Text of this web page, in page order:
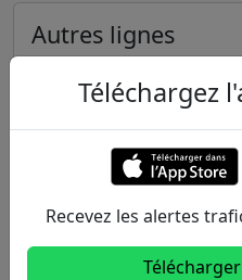
Autres lignes
Metro
1 2 3
6 7
9 10 11
Téléchargez
Recevez les alertes